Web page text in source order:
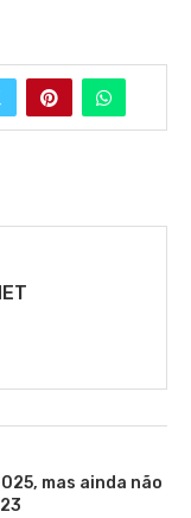
mas ainda não